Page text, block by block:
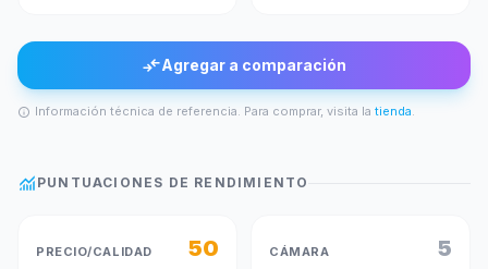
compare_arrowsAgregar a comparación
info Información técnica de referencia. Para comprar, visita la tienda.
monitoring PUNTUACIONES DE RENDIMIENTO
PRECIO/CALIDAD 50 CÁMARA 5